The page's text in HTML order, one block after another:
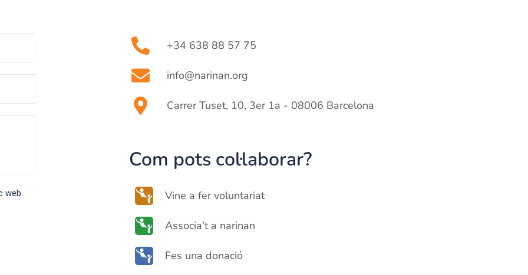
web.
+34 638 88 57 75
info@narinan.org
Carrer Tuset, 10, 3er 1a - 08006 Barcelona
Com pots col·laborar?
Vine a fer voluntariat
Associa’t a narinan
Fes una donació